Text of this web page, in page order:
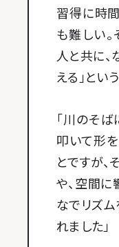
習得に時
も難しい
人と共に、
える」とい
「川のそば
叩いて形
とですが、
や、空間に
なでリズ
れました」